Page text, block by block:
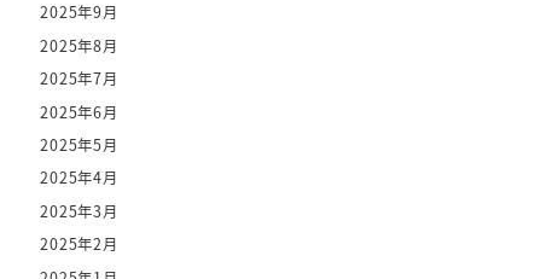
2025年9月
2025年8月
2025年7月
2025年6月
2025年5月
2025年4月
2025年3月
2025年2月